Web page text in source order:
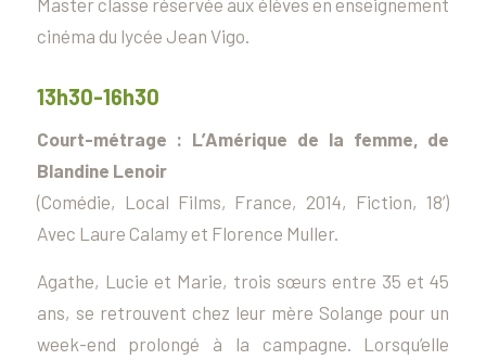
cinéma du lycée Jean Vigo.
13h30-16h30
Court-métrage : L’Amérique de la femme, de
Blandine Lenoir
(Comédie, Local Films, France, 2014, Fiction, 18’)
Avec Laure Calamy et Florence Muller.
Agathe, Lucie et Marie, trois sœurs entre 35 et 45
ans, se retrouvent chez leur mère Solange pour un
week-end prolongé à la campagne. Lorsqu’elle